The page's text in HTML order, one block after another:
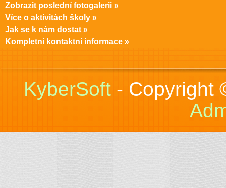
Zobrazit poslední fotogalerii »
Více o aktivitách školy »
Jak se k nám dostat »
Kompletní kontaktní informace »
KyberSoft- Copyright